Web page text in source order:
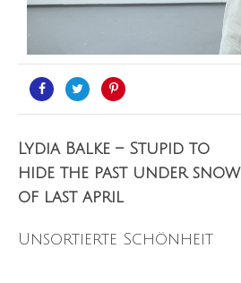
Lydia Balke – Stupid to
hide the past under snow
of last april
Unsortierte Schönheit